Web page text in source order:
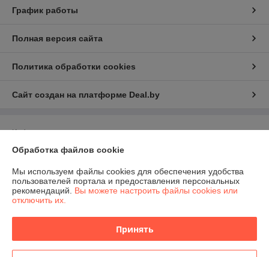
График работы
Полная версия сайта
Политика обработки cookies
Сайт создан на платформе Deal.by
Информация для покупателя
Юридическое лицо:Общество с ограниченной ответственностью
220030, г. Минск, ул. Немига, 3, пом. 375
Регистрационный номер ЕГР: 193881928
Регистрационный орган: Минский горисполком
Обработка файлов cookie
Мы используем файлы cookies для обеспечения удобства
пользователей портала и предоставления персональных
рекомендаций. Вы можете настроить файлы cookies или
отключить их.
Принять